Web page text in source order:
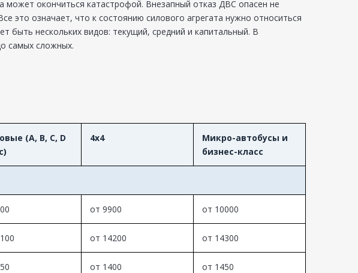
может окончиться катастрофой. Внезапный отказ ДВС опасен не
это означает, что к состоянию силового агрегата нужно относиться
нескольких видов: текущий, средний и капитальный. В
самых сложных.
(A, B, C, D
4x4
Микро-автобусы и
бизнес-класс
от 9900 от 10000
от 14200 от 14300
от 1400 от 1450